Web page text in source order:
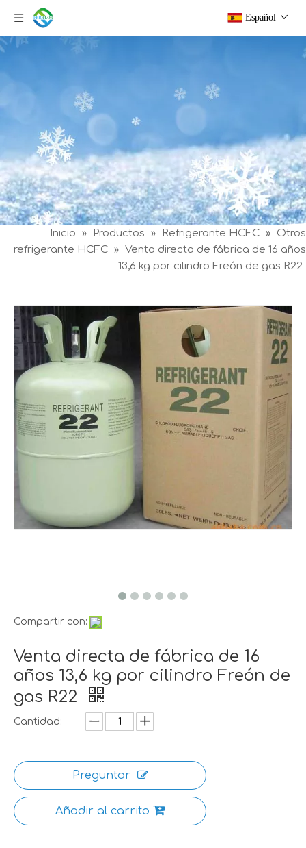
Español
Inicio » Productos » Refrigerante HCFC » Otros
refrigerante HCFC » Venta directa de fábrica de 16 años
13,6 kg por cilindro Freón de gas R22
Compartir con:
Venta directa de fábrica de 16
años 13,6 kg por cilindro Freón de
gas R22
Cantidad:
Preguntar
Añadir al carrito